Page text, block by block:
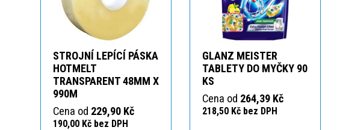
STROJNÍ LEPÍCÍ PÁSKA
HOTMELT
TRANSPARENT 48MM X
990M
Cena od 229,90 Kč
190,00 Kč bez DPH
GLANZ MEISTER
TABLETY DO MYČKY 90
KS
Cena od 264,39 Kč
218,50 Kč bez DPH